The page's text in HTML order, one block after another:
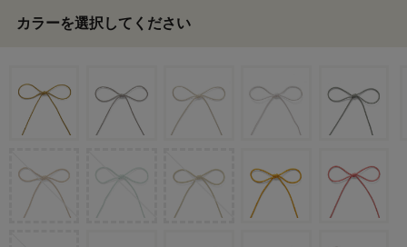
カラーを選択してください